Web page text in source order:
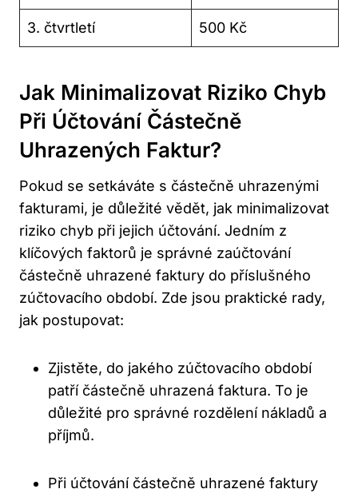
3. čtvrtletí 500 Kč
Jak Minimalizovat Riziko Chyb
Při Účtování Částečně
Uhrazených Faktur?
Pokud se setkáváte s částečně uhrazenými
fakturami, je důležité vědět, jak minimalizovat
riziko chyb při jejich účtování. Jedním z
klíčových faktorů je správné zaúčtování
částečně uhrazené faktury do příslušného
zúčtovacího období. Zde jsou praktické rady,
jak postupovat:
Zjistěte, do jakého zúčtovacího období
patří částečně uhrazená faktura. To je
důležité pro správné rozdělení nákladů a
příjmů.
Při účtování částečně uhrazené faktury